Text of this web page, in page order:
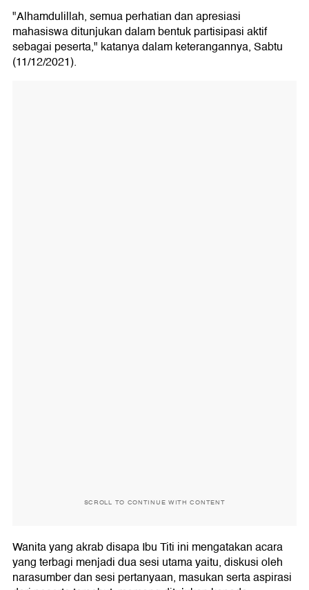
"Alhamdulillah, semua perhatian dan apresiasi
mahasiswa ditunjukan dalam bentuk partisipasi aktif
sebagai peserta," katanya dalam keterangannya, Sabtu
(11/12/2021).
SCROLL TO CONTINUE WITH CONTENT
Wanita yang akrab disapa Ibu Titi ini mengatakan acara
yang terbagi menjadi dua sesi utama yaitu, diskusi oleh
narasumber dan sesi pertanyaan, masukan serta aspirasi